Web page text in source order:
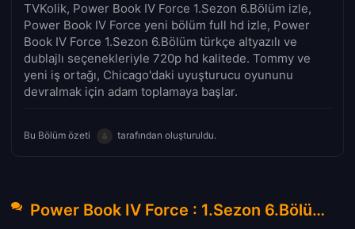
TVKolik, Power Book IV Force 1.Sezon 6.Bölüm izle,
Power Book IV Force yeni bölüm full hd izle, Power
Book IV Force 1.Sezon 6.Bölüm türkçe altyazılı ve
dublajlı seçenekleriyle 720p hd kalitede. Tommy ve
yeni iş ortağı, Chicago'daki uyuşturucu oyununu
devralmak için adam toplamaya başlar.
Bu Bölüm özeti tarafından oluşturuldu.
Power Book IV Force : 1.Sezon 6.Bölüm Hakkında Yorumlar